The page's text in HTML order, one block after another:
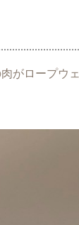
がロープウェ